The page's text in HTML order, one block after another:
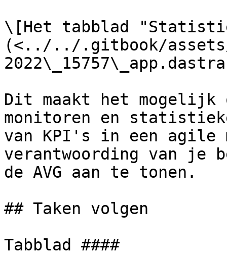
\[Het tabblad
(<../../.gitbook/assets/
Dit maakt het mogelijk
monitoren en
van KPI's in een agile
verantwoording van
de AVG aan te tonen.
## Taken volgen
Tabblad ####